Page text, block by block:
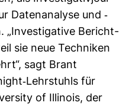
Daten­ana­lyse und -​
„Inves­ti­ga­tive Bericht­
sie neue Tech­niken
sagt Brant
​Lehr­stuhls für
of Illi­nois, der